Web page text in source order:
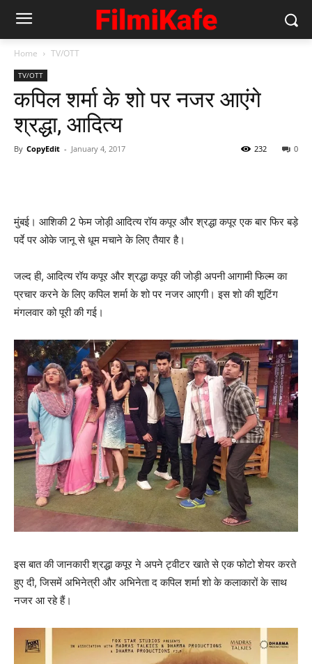
Home TV/OTT
TV/OTT
कपिल शर्मा के शो पर नजर आएंगे
श्रद्धा, आदित्‍य
By CopyEdit - January 4, 2017 0
232
मुंबई। आशिकी 2 फेम जोड़ी आदित्‍य रॉय कपूर और श्रद्धा कपूर एक बार फिर बड़े
पर्दे पर ओके जानू से धूम मचाने के लिए तैयार है।
जल्‍द ही, आदित्‍य रॉय कपूर और श्रद्धा कपूर की जोड़ी अपनी आगामी फिल्‍म का
प्रचार करने के लिए कपिल शर्मा के शो पर नजर आएगी। इस शो की शूटिंग
मंगलवार को पूरी की गई।
इस बात की जानकारी श्रद्धा कपूर ने अपने ट्वीटर खाते से एक फोटो शेयर करते
हुए दी, जिसमें अभिनेत्री और अभिनेता द कपिल शर्मा शो के कलाकारों के साथ
नजर आ रहे हैं।